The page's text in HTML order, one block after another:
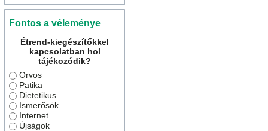
Fontos a véleménye
Étrend-kiegészítőkkel
kapcsolatban hol
tájékozódik?
Orvos
Patika
Dietetikus
Ismerősök
Internet
Újságok